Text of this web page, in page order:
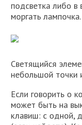
подсветка либо
моргать лампочка.
Светящийся
небольшой точки
Если говорить о
может быть на
клавиш: с одной,